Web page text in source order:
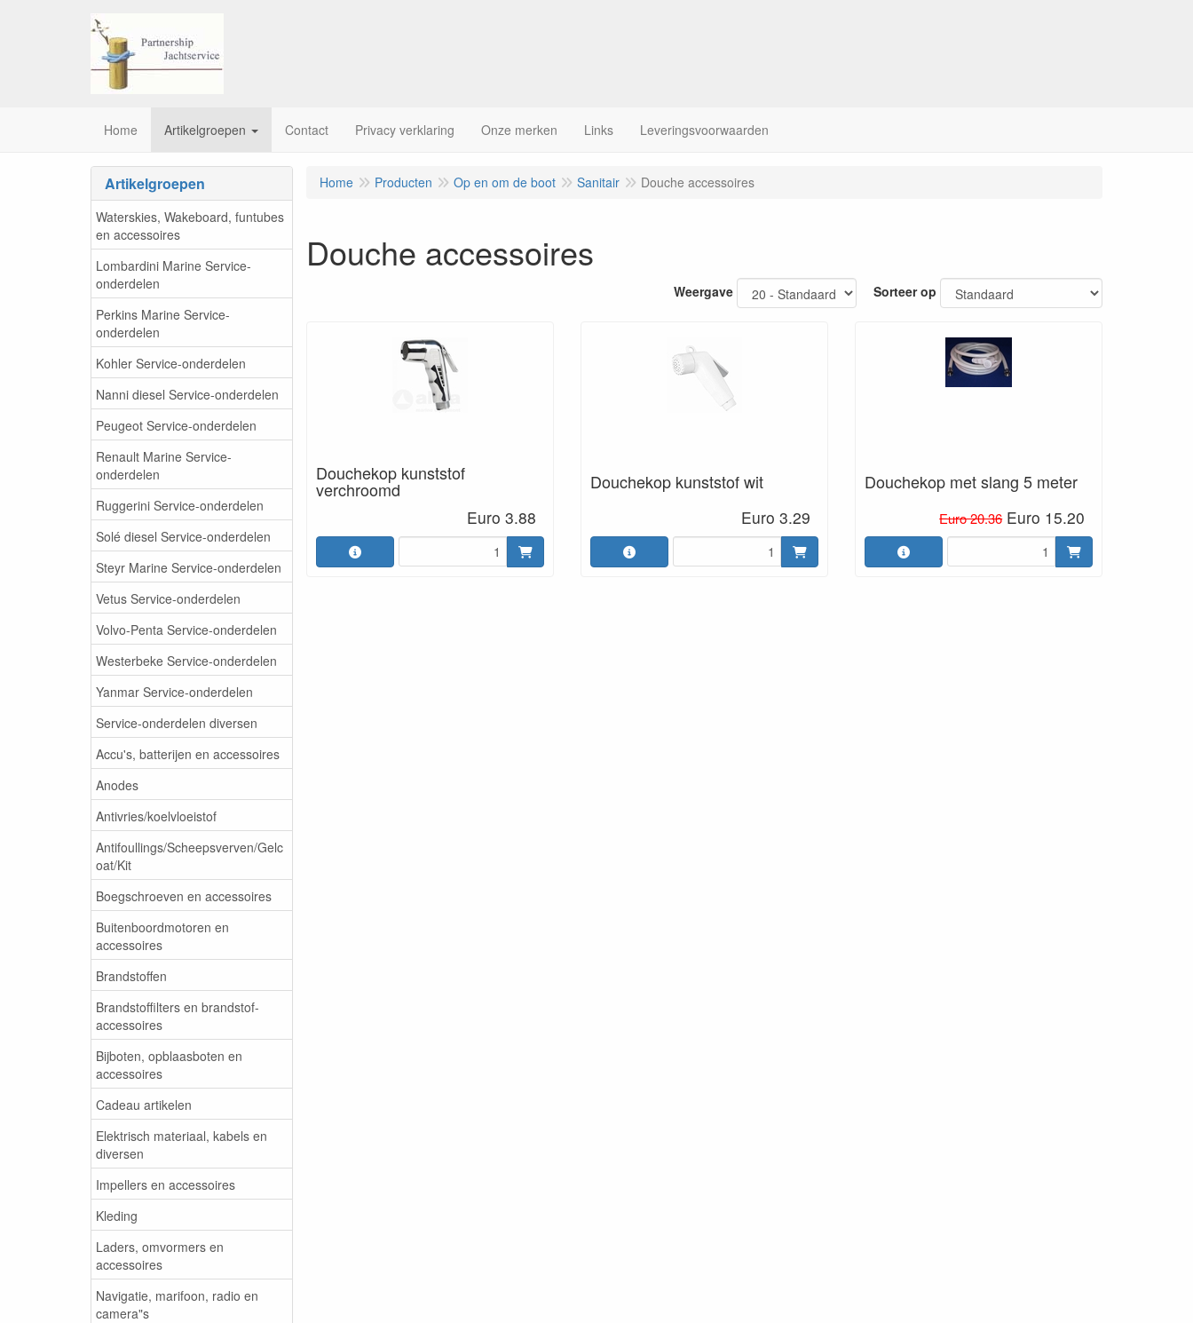
Home Artikelgroepen Contact Privacy verklaring Onze merken Links Leveringsvoorwaarden
Artikelgroepen
Waterskies, Wakeboard, funtubes
en accessoires
Lombardini Marine Service-
onderdelen
Perkins Marine Service-
onderdelen
Kohler Service-onderdelen
Nanni diesel Service-onderdelen
Peugeot Service-onderdelen
Renault Marine Service-
onderdelen
Ruggerini Service-onderdelen
Solé diesel Service-onderdelen
Steyr Marine Service-onderdelen
Vetus Service-onderdelen
Volvo-Penta Service-onderdelen
Westerbeke Service-onderdelen
Yanmar Service-onderdelen
Service-onderdelen diversen
Accu's, batterijen en accessoires
Anodes
Antivries/koelvloeistof
Antifoullings/Scheepsverven/Gelc
oat/Kit
Boegschroeven en accessoires
Buitenboordmotoren en
accessoires
Brandstoffen
Brandstoffilters en brandstof-
accessoires
Bijboten, opblaasboten en
accessoires
Cadeau artikelen
Elektrisch materiaal, kabels en
diversen
Impellers en accessoires
Kleding
Laders, omvormers en
accessoires
Navigatie, marifoon, radio en
camera"s
Home Producten Op en om de boot Sanitair Douche accessoires
Douche accessoires
Weergave Sorteer op
Douchekop kunststof
verchroomd
Euro 3.88
Douchekop kunststof wit
Euro 3.29
Douchekop met slang 5 meter
Euro 20.36 Euro 15.20